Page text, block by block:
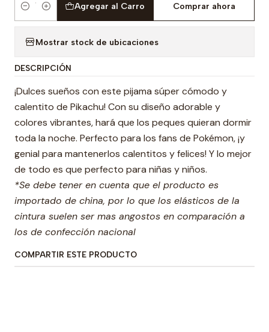
Cantidad
Agregar al Carro Comprar ahora
Mostrar stock de ubicaciones
DESCRIPCIÓN
¡Dulces sueños con este pijama súper cómodo y
calentito de Pikachu! Con su diseño adorable y
colores vibrantes, hará que los peques quieran dormir
toda la noche. Perfecto para los fans de Pokémon, ¡y
genial para mantenerlos calentitos y felices! Y lo mejor
de todo es que perfecto para niñas y niños.
*Se debe tener en cuenta que el producto es
importado de china, por lo que los elásticos de la
cintura suelen ser mas angostos en comparación a
los de confección nacional
COMPARTIR ESTE PRODUCTO